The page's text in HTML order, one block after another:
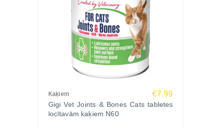
Kaķiem €7.99
Gigi Vet Joints & Bones Cats tabletes
locītavām kaķiem N60